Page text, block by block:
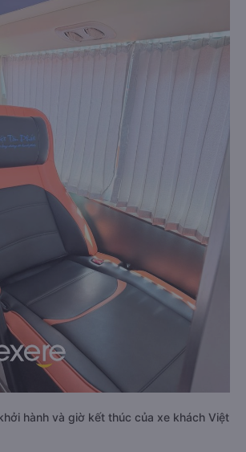
hành và giờ kết thúc của xe khách Việt